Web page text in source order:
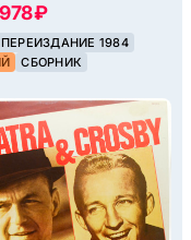
₽
ПЕРЕИЗДАНИЕ 1984
СБОРНИК